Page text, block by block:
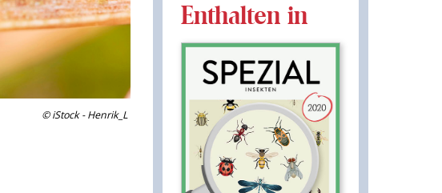
© iStock - Henrik_L
Enthalten in